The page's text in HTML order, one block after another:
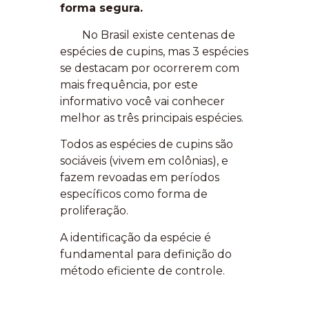
forma segura.
No Brasil existe centenas de
espécies de cupins, mas 3 espécies
se destacam por ocorrerem com
mais frequência, por este
informativo você vai conhecer
melhor as três principais espécies.
Todos as espécies de cupins são
sociáveis (vivem em colônias), e
fazem revoadas em períodos
específicos como forma de
proliferação.
A identificação da espécie é
fundamental para definição do
método eficiente de controle.